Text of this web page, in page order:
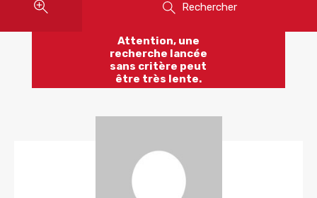
Rechercher
Attention, une
recherche lancée
sans critère peut
être très lente.